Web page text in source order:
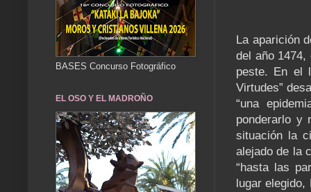
La aparición
del año
peste. En el
Virtudes”
“una
ponderarlo y
situación la
alejado de la
“hasta las
lugar
BASES Concurso Fotográfico
EL OSO Y EL MADROÑO